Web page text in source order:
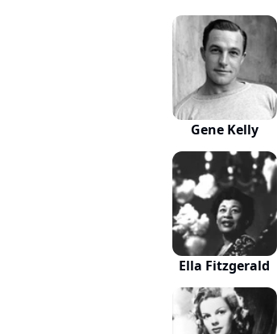
Gene Kelly
Ella Fitzgerald